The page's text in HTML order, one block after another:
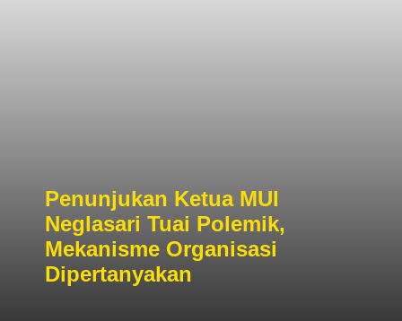
Penunjukan Ketua MUI
Neglasari Tuai Polemik,
Mekanisme Organisasi
Dipertanyakan